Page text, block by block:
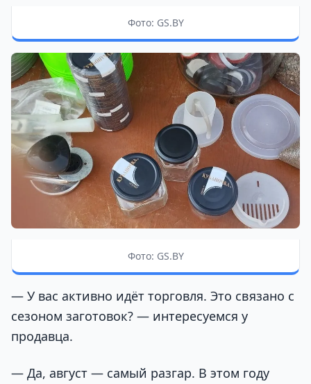
Фото: GS.BY
Фото: GS.BY
— У вас активно идёт торговля. Это связано с
сезоном заготовок? — интересуемся у
продавца.
— Да, август — самый разгар. В этом году